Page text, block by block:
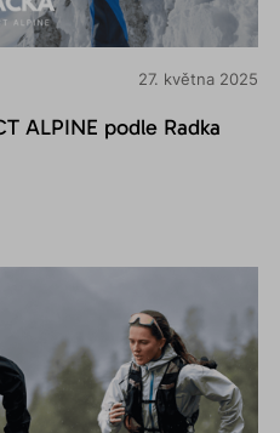
27. května 2025
ALPINE podle Radka